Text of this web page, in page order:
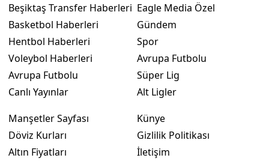
Beşiktaş Transfer Haberleri
Basketbol Haberleri
Hentbol Haberleri
Voleybol Haberleri
Avrupa Futbolu
Canlı Yayınlar
Eagle Media Özel
Gündem
Spor
Avrupa Futbolu
Süper Lig
Alt Ligler
Manşetler Sayfası
Döviz Kurları
Altın Fiyatları
Künye
Gizlilik Politikası
İletişim